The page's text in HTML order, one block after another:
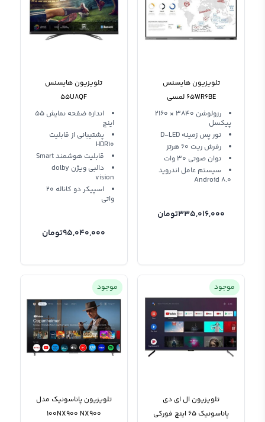
تلویزیون هایسنس
65WR6BE لمسی
رزولوشن 3840 × 2160
پیکسل
نور پس زمینه D-LED
رفرش ریت 60 هرتز
توان صوتی 30 وات
سیستم عامل اندروید
Android 8.0
335,016,000تومان
تلویزیون هایسنس
55U8QF
اندازه ضفحه نمایش 55
اینچ
پشتیبانی از قابلیت
HDR10
قابلیت هوشمند Smart
دالبی ویژن dolby
vision
اسپیکر دو کاناله 20
واتی
95,040,000تومان
موجود
تلویزیون ال ای دی
پاناسونیک 65 اینچ فورکی
موجود
تلویزیون پاناسونیک مدل
100NX900 NX900